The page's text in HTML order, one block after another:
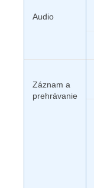
Audio
Záznam a
prehrávanie